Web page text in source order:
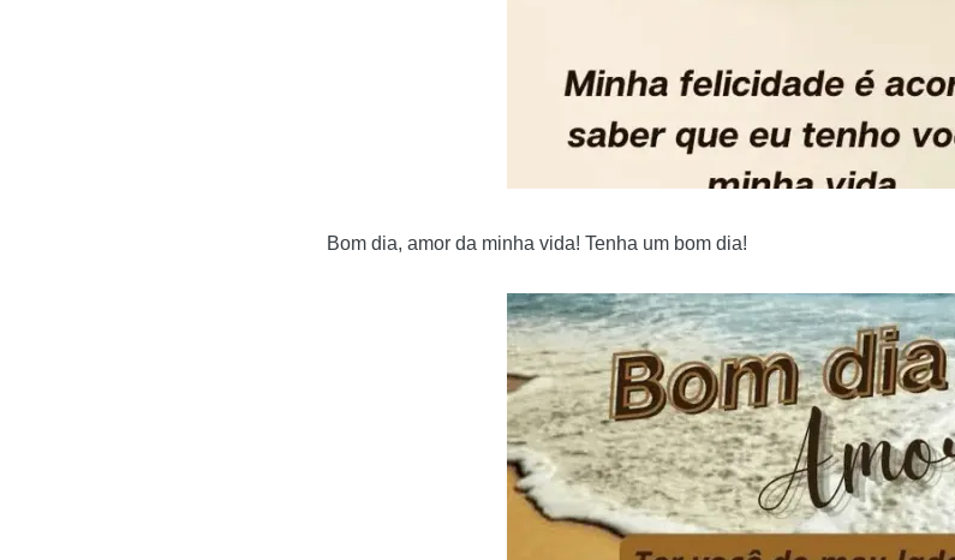
Bom dia, amor da minha vida! Tenha um bom dia!